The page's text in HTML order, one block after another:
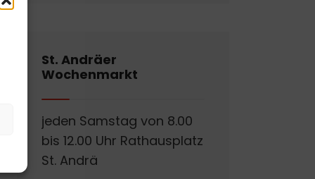
St. Andräer
Wochenmarkt
jeden Samstag von 8.00
bis 12.00 Uhr Rathausplatz
St. Andrä